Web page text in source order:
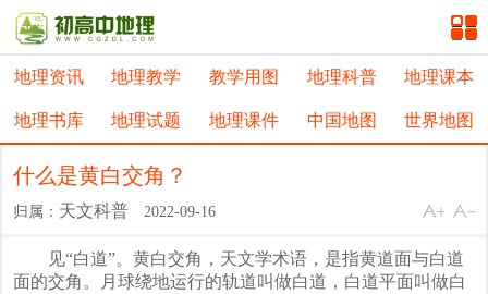
地理资讯 地理教学 教学用图 地理科普 地理课本
地理书库 地理试题 地理课件 中国地图 世界地图
什么是黄白交角？
归属： 天文科普 2022-09-16
见“白道”。黄白交角，天文学术语，是指黄道面与白道
面的交角。月球绕地运行的轨道叫做白道，白道平面叫做白